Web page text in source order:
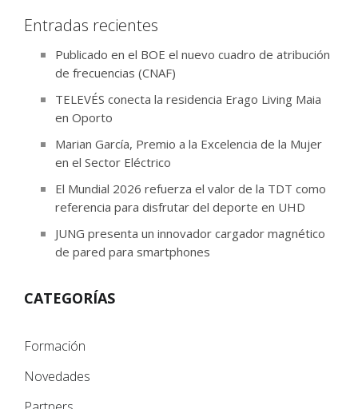
Entradas recientes
Publicado en el BOE el nuevo cuadro de atribución
de frecuencias (CNAF)
TELEVÉS conecta la residencia Erago Living Maia
en Oporto
Marian García, Premio a la Excelencia de la Mujer
en el Sector Eléctrico
El Mundial 2026 refuerza el valor de la TDT como
referencia para disfrutar del deporte en UHD
JUNG presenta un innovador cargador magnético
de pared para smartphones
CATEGORÍAS
Formación
Novedades